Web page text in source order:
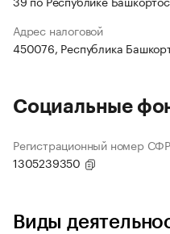
Адрес налоговой
450076, Республика
Социальные
Регистрационный номер СФР
1305239350
Виды